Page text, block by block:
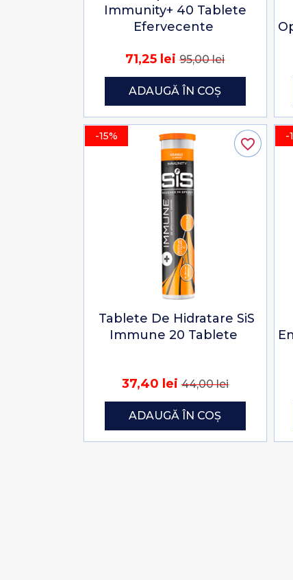
Immunity+ 40 Tablete
Efervecente
71,25 lei95,00 lei
ADAUGĂ ÎN COȘ
-15%
Tablete De Hidratare SiS
Immune 20 Tablete
37,40 lei44,00 lei
ADAUGĂ ÎN COȘ
favorite_border -